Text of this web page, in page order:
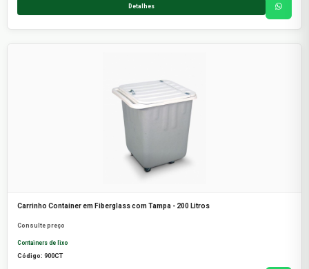
Detalhes
Carrinho Container em Fiberglass com Tampa - 200 Litros
Consulte preço
Containers de lixo
Código: 900CT